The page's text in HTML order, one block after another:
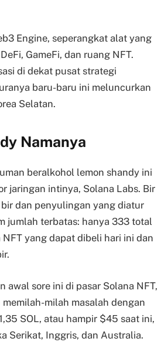
Engine, seperangkat alat yang
GameFi, dan ruang NFT.
di dekat pusat strategi
baru-baru ini meluncurkan
Selatan.
Namanya
beralkohol lemon shandy ini
jaringan intinya, Solana Labs. Bir
dan penyulingan yang diatur
jumlah terbatas: hanya 333 total
yang dapat dibeli hari ini dan
sore ini di pasar Solana NFT,
milah masalah dengan
SOL, atau hampir $45 saat ini,
Serikat, Inggris, dan Australia.